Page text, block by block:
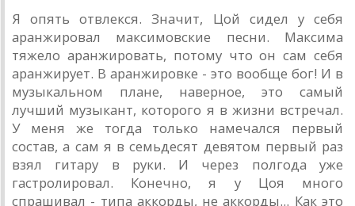
Я опять отвлекся. Значит, Цой сидел у себя
аранжировал максимовские песни. Максима
тяжело аранжировать, потому что он сам себя
аранжирует. В аранжировке - это вообще бог! И в
музыкальном плане, наверное, это самый
лучший музыкант, которого я в жизни встречал.
У меня же тогда только намечался первый
состав, а сам я в семьдесят девятом первый раз
взял гитару в руки. И через полгода уже
гастролировал. Конечно, я у Цоя много
спрашивал - типа аккорды, не аккорды... Как это